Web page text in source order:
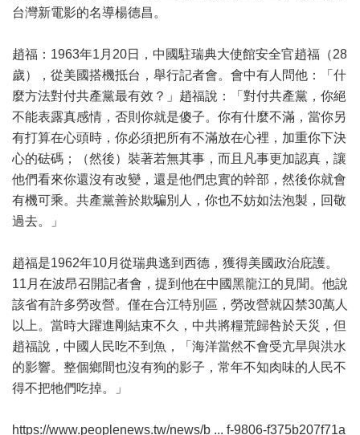
台灣新電影的名導楊德昌。
趙福：1963年1月20日，中國駐瑞典大使館安全官趙福（28
歲），從美國搭機抵台，舉行記者會。會中有人問他：「什
麼方法對付共產黨最有效？」趙福說：「對付共產黨，你絕
不能表露真感情，否則你就是傻子。你有什麼不滿，當你另
有打算在心頭時，你必須把所有不滿放在心裡，加重你下決
心的砝碼；（然後）裝著若無其事，而且凡事更加認真，讓
他們看來你還沒有改變，還是他們忠實的幹部，然後你就會
有機可乘。共產黨善於欺騙別人，你也不妨如法泡製，回敬
過去。」
趙福是1962年10月從瑞典逃到西德，獲得美國政治庇護。
11月在波昂召開記者會，提到他在中國黑龍江的見聞。他說
該省有許多勞改營。僅在合江特別區，勞改營就囚禁30萬人
以上。當時大躍進剛結束不久，中共將糧荒歸咎於天災，但
趙福說，中國人民吃不到魚，「海洋當然不會受亢旱與洪水
的影響。整個鄉間也沒有狗的影子，常年不知肉味的人民不
得不把牠們吃掉。」
https://www.peoplenews.tw/news/b ... f-9806-f375b207f71a